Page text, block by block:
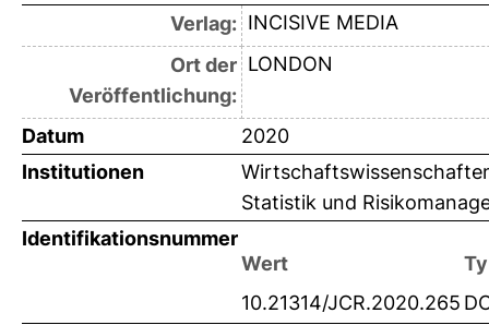
Verlag: INCISIVE MEDIA
Ort der
Veröffentlichung:
LONDON
Datum
2020
Institutionen
Statistik und
Identifikationsnummer
Wert
10.21314/JCR.2020.265